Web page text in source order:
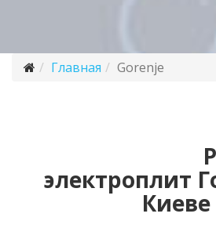
Главная Gorenje
электроплит
Киеве